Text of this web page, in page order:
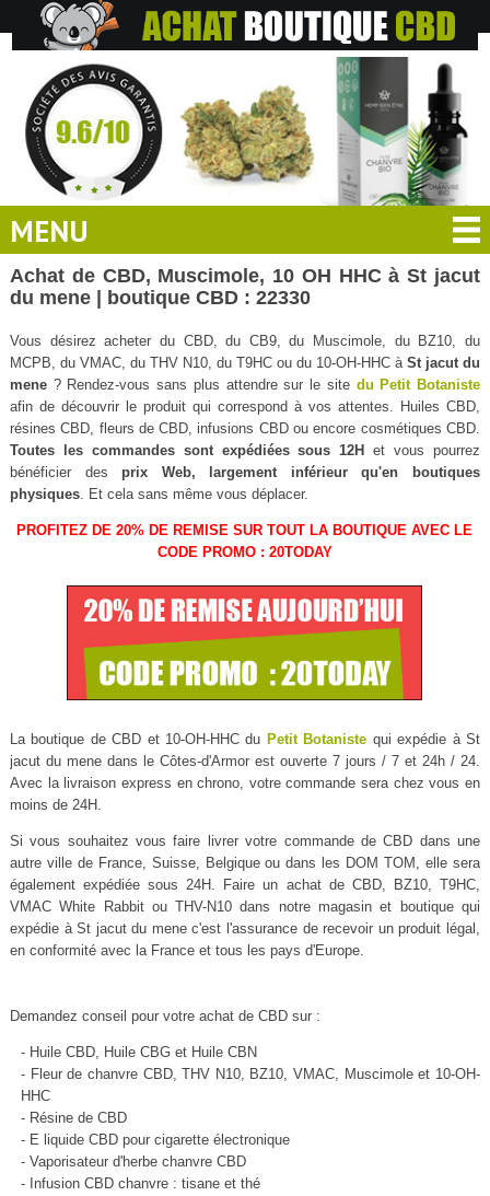
MENU
Achat de CBD, Muscimole, 10 OH HHC à St jacut
du mene | boutique CBD : 22330
Vous désirez acheter du CBD, du CB9, du Muscimole, du BZ10, du
MCPB, du VMAC, du THV N10, du T9HC ou du 10-OH-HHC àSt jacut du
mene? Rendez-vous sans plus attendre sur le site du Petit Botaniste
afin de découvrir le produit qui correspond à vos attentes. Huiles CBD,
résines CBD, fleurs de CBD, infusions CBD ou encore cosmétiques CBD.
Toutes les commandes sont expédiées sous 12H
et vous pourrez
bénéficier des prix Web, largement inférieur qu'en boutiques
physiques. Et cela sans même vous déplacer.
PROFITEZ DE 20% DE REMISE SUR TOUT LA BOUTIQUE AVEC LE
CODE PROMO : 20TODAY
La boutique de CBD et 10-OH-HHC du Petit Botaniste qui expédie à St
jacut du mene dans le Côtes-d'Armor est ouverte 7 jours / 7 et 24h / 24.
Avec la livraison express en chrono, votre commande sera chez vous en
moins de 24H.
Si vous souhaitez vous faire livrer votre commande de CBD dans une
autre ville de France, Suisse, Belgique ou dans les DOM TOM, elle sera
également expédiée sous 24H. Faire un achat de CBD, BZ10, T9HC,
VMAC White Rabbit ou THV-N10 dans notre magasin et boutique qui
expédie à St jacut du mene c'est l'assurance de recevoir un produit légal,
en conformité avec la France et tous les pays d'Europe.
Demandez conseil pour votre achat de CBD sur :
- Huile CBD, Huile CBG et Huile CBN
- Fleur de chanvre CBD, THV N10, BZ10, VMAC, Muscimole et 10-OH-
HHC
- Résine de CBD
- E liquide CBD pour cigarette électronique
- Vaporisateur d'herbe chanvre CBD
- Infusion CBD chanvre : tisane et thé